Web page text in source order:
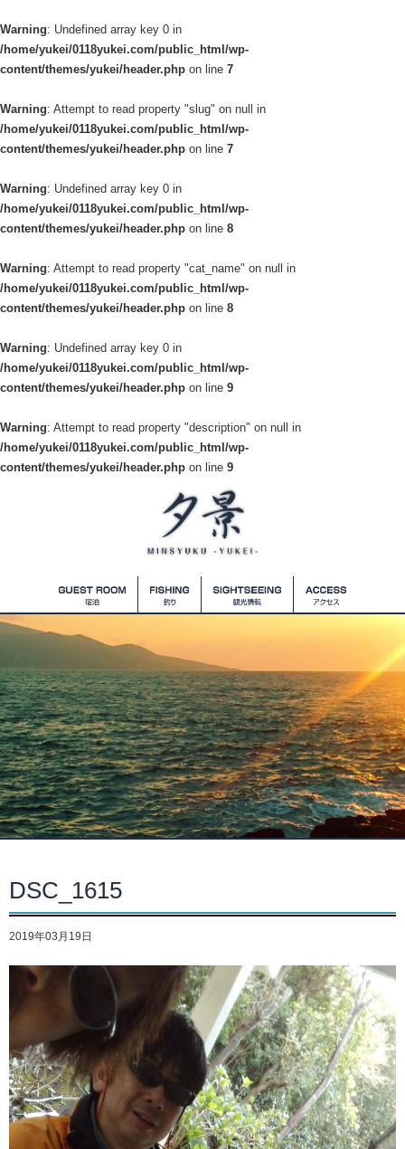
Warning: Undefined array key 0 in
/home/yukei/0118yukei.com/public_html/wp-
content/themes/yukei/header.php on line 7
Warning: Attempt to read property "slug" on null in
/home/yukei/0118yukei.com/public_html/wp-
content/themes/yukei/header.php on line 7
Warning: Undefined array key 0 in
/home/yukei/0118yukei.com/public_html/wp-
content/themes/yukei/header.php on line 8
Warning: Attempt to read property "cat_name" on null in
/home/yukei/0118yukei.com/public_html/wp-
content/themes/yukei/header.php on line 8
Warning: Undefined array key 0 in
/home/yukei/0118yukei.com/public_html/wp-
content/themes/yukei/header.php on line 9
Warning: Attempt to read property "description" on null in
/home/yukei/0118yukei.com/public_html/wp-
content/themes/yukei/header.php on line 9
DSC_1615
2019年03月19日